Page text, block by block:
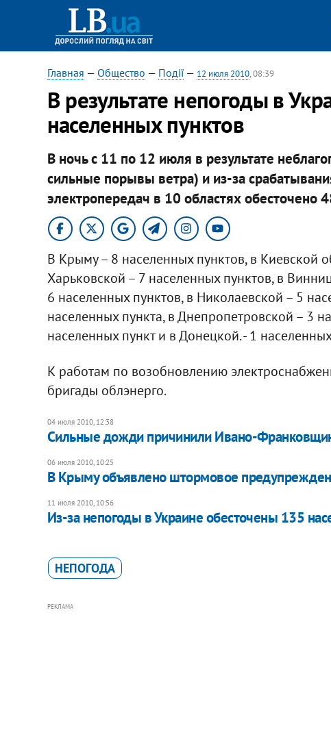
Главная — Общество — Події— 12 июля 2010, 08:39
В результате непогоды в
населенных пунктов
В ночь с 11 по 12 июля в результате
сильные порывы ветра) и из-за
электропередач в 10 областях обесточено
В Крыму – 8 населенных пунктов, в Киевской
Харьковской – 7 населенных пунктов, в
6 населенных пунктов, в Николаевской – 5
населенных пункта, в Днепропетровской – 3
населенных пункт и в Донецкой. - 1
К работам по возобновлению
бригады облэнерго.
04 июля 2010, 12:38
Сильные дожди причинили Ивано-
06 июля 2010, 10:25
В Крыму объявлено штормовое
11 июля 2010, 10:56
Из-за непогоды в Украине обесточены 135
НЕПОГОДА
РЕКЛАМА